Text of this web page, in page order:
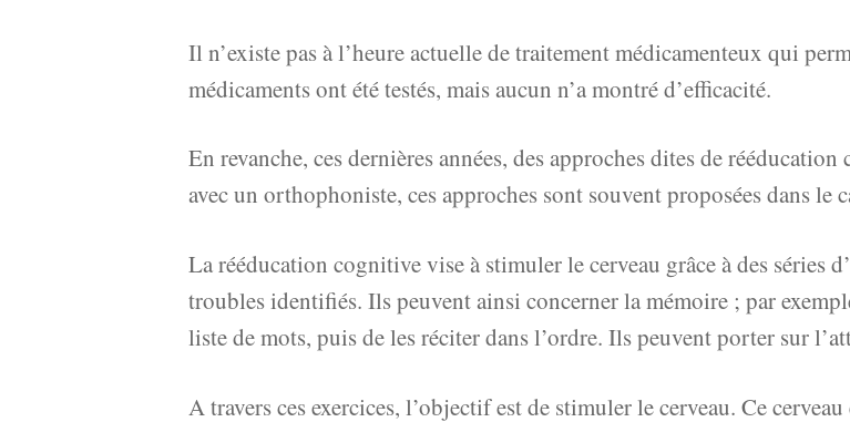
Il n’existe pas à l’heure actuelle de traitement médicamenteux qui
médicaments ont été testés, mais aucun n’a montré d’efficacité.
En revanche, ces dernières années, des approches dites de
avec un orthophoniste, ces approches sont souvent proposées dans le
La rééducation cognitive vise à stimuler le cerveau grâce à des séries
troubles identifiés. Ils peuvent ainsi concerner la mémoire ; par
liste de mots, puis de les réciter dans l’ordre. Ils peuvent porter sur
A travers ces exercices, l’objectif est de stimuler le cerveau. Ce